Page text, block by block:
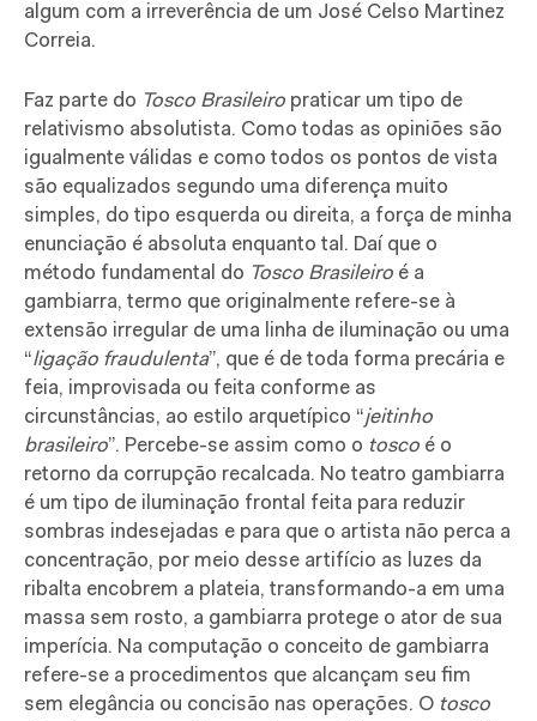
algum com a irreverência de um José Celso Martinez
Correia.
Faz parte do Tosco Brasileiro praticar um tipo de
relativismo absolutista. Como todas as opiniões são
igualmente válidas e como todos os pontos de vista
são equalizados segundo uma diferença muito
simples, do tipo esquerda ou direita, a força de minha
enunciação é absoluta enquanto tal. Daí que o
método fundamental do Tosco Brasileiro é a
gambiarra, termo que originalmente refere-se à
extensão irregular de uma linha de iluminação ou uma
“ligação fraudulenta”, que é de toda forma precária e
feia, improvisada ou feita conforme as
circunstâncias, ao estilo arquetípico “jeitinho
brasileiro”. Percebe-se assim como o tosco é o
retorno da corrupção recalcada. No teatro gambiarra
é um tipo de iluminação frontal feita para reduzir
sombras indesejadas e para que o artista não perca a
concentração, por meio desse artifício as luzes da
ribalta encobrem a plateia, transformando-a em uma
massa sem rosto, a gambiarra protege o ator de sua
imperícia. Na computação o conceito de gambiarra
refere-se a procedimentos que alcançam seu fim
sem elegância ou concisão nas operações. O tosco